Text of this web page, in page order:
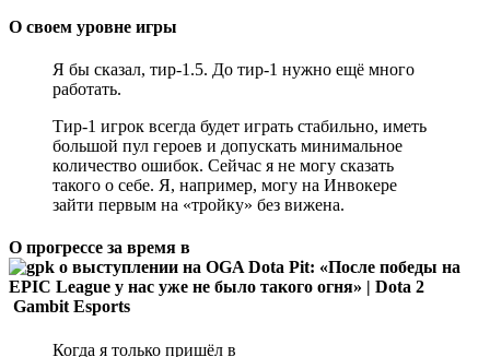
О своем уровне игры
Я бы сказал, тир-1.5. До тир-1 нужно ещё много
работать.
Тир-1 игрок всегда будет играть стабильно, иметь
большой пул героев и допускать минимальное
количество ошибок. Сейчас я не могу сказать
такого о себе. Я, например, могу на Инвокере
зайти первым на «тройку» без вижена.
О прогрессе за время в
Gambit Esports
Когда я только пришёл в